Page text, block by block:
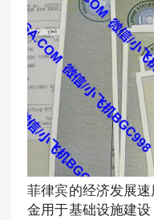
菲律宾的经济发展
金用于基础设施建